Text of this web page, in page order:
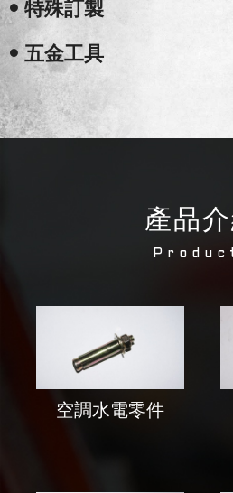
• 特殊訂製
• 五金工具
產品
空調水電零件